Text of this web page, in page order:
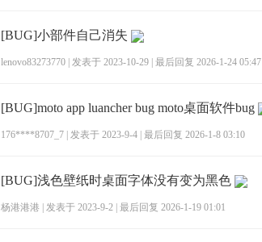
[BUG]小部件自己消失
lenovo83273770 发表于 2023-10-29 最后回复 2026-1-24 05:47
[BUG]moto app luancher bug moto桌面软件bug
176****8707_7 发表于 2023-9-4 最后回复 2026-1-8 03:10
[BUG]浅色壁纸时桌面字体没有变为黑色
杨港港港 发表于 2023-9-2 最后回复 2026-1-19 01:01